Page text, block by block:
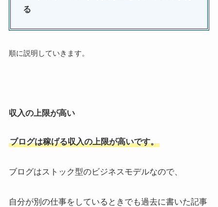
る
順に説明していきます。
収入の上限が高い
ブログは稼げる収入の上限が高いです。
ブログはストック型のビジネスモデルなので、
自分が別の仕事をしているときでも過去に書いた記事